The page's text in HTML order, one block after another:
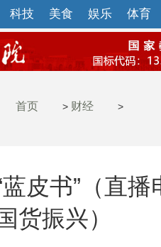
科技 美食 娱乐 体育
首页 > 财经 >
皮书”（直
货振兴）